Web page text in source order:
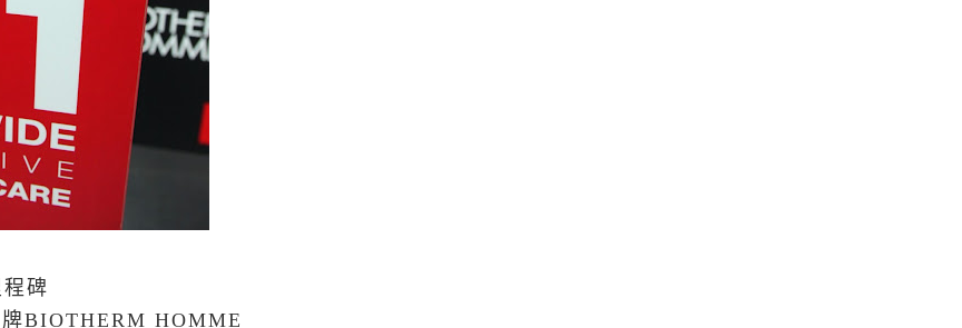
碑
BIOTHERM HOMME